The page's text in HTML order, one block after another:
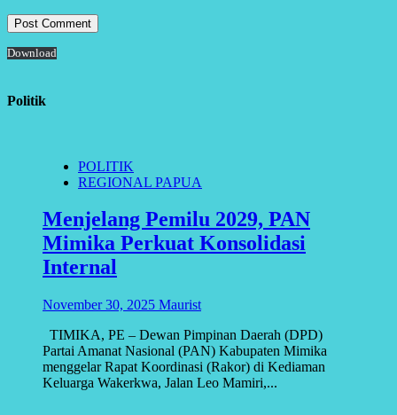
Download
Politik
POLITIK
REGIONAL PAPUA
Menjelang Pemilu 2029, PAN
Mimika Perkuat Konsolidasi
Internal
November 30, 2025 Maurist
TIMIKA, PE – Dewan Pimpinan Daerah (DPD)
Partai Amanat Nasional (PAN) Kabupaten Mimika
menggelar Rapat Koordinasi (Rakor) di Kediaman
Keluarga Wakerkwa, Jalan Leo Mamiri,...